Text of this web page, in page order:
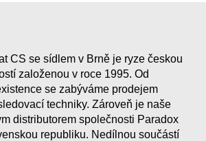
CS se sídlem v Brně je ryze českou
založenou v roce 1995. Od
se zabýváme prodejem
techniky. Zároveň je naše
distributorem společnosti Paradox
republiku. Nedílnou součástí